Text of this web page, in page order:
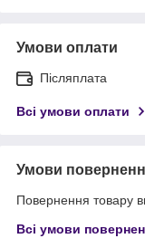
Умови оплати
Післяплата
Всі умови оплати
Умови
Повернення товару
Всі умови